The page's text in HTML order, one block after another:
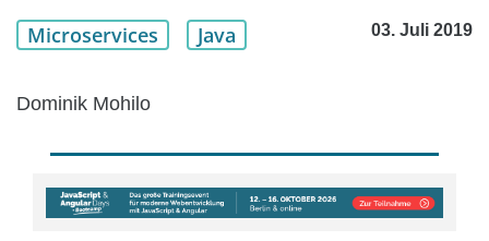
Microservices Java 03. Juli 2019
Dominik Mohilo